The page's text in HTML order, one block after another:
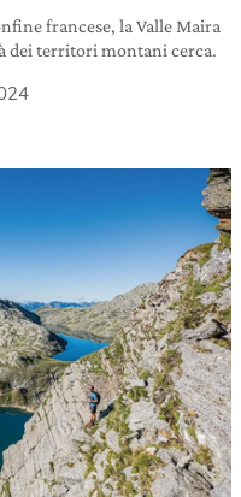
francese, la Valle Maira
dei territori montani cerca.